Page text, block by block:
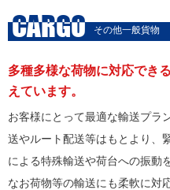
CARGO その他一般貨物
多種多様な荷物に対応でき
えています。
お客様にとって最適な輸送プラ
送やルート配送等はもとより、
による特殊輸送や荷台への振動
なお荷物等の輸送にも柔軟に対